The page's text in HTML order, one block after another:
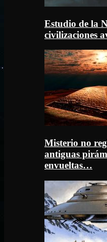
Estudio de la
civilizaciones
Misterio no
antiguas
envueltas…